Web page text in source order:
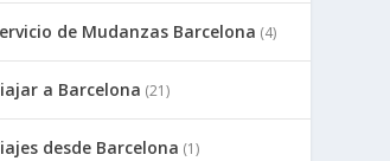
de Mudanzas Barcelona (4)
a Barcelona (21)
desde Barcelona (1)